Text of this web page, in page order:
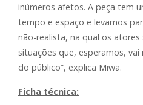
inúmeros afetos. A peça tem
tempo e espaço e levamos
não-realista, na qual os
situações que, esperamos,
do público”, explica Miwa.
Ficha técnica: